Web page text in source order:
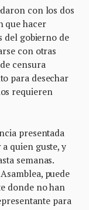
con los dos
que hacer
del gobierno de
con otras
censura
para desechar
requieren
presentada
quien guste, y
semanas.
puede
donde no han
para